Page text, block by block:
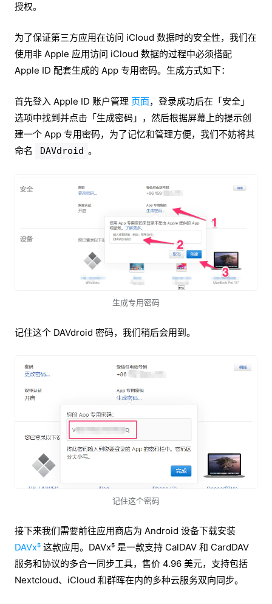
授权。
为了保证第三方应用在访问 iCloud 数据时的安全性，我们在
使用非 Apple 应用访问 iCloud 数据的过程中必须搭配
Apple ID 配套生成的 App 专用密码。生成方式如下：
首先登入 Apple ID 账户管理 页面，登录成功后在「安全」
选项中找到并点击「生成密码」，然后根据屏幕上的提示创
建一个 App 专用密码，为了记忆和管理方便，我们不妨将其
命名
DAVdroid 。
生成专用密码
记住这个 DAVdroid 密码，我们稍后会用到。
记住这个密码
接下来我们需要前往应用商店为 Android 设备下载安装
DAVx⁵ 这款应用。DAVx⁵ 是一款支持 CalDAV 和 CardDAV
服务和协议的多合一同步工具，售价 4.96 美元，支持包括
Nextcloud、iCloud 和群晖在内的多种云服务双向同步。